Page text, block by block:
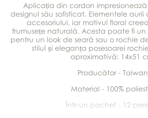
Aplicația din cordon
designul său sofisticat. Elementele
accesoriului, iar motivul floral
frumusețe naturală. Acesta poate fi
pentru un look de seară sau o rochie
stilul și eleganța posesoarei
aproximativă: 14x51
Producător - Taiwan
Material - 100%
Într-un pachet - 12